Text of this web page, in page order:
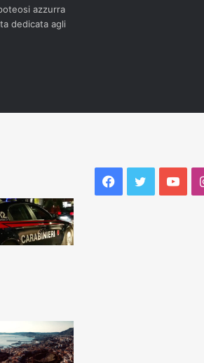
azzurra
dedicata agli
Facebook
Twitter